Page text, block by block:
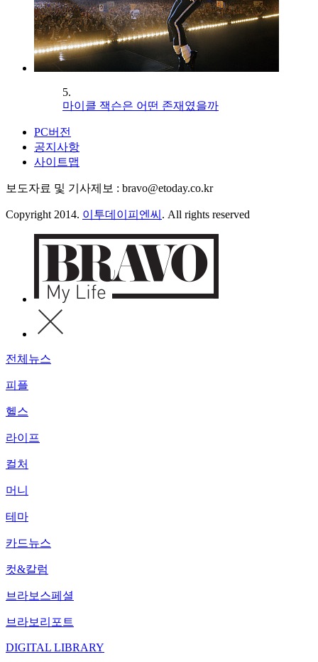
5.
마이클 잭슨은 어떤 존재였을까
PC버전
공지사항
사이트맵
보도자료 및 기사제보 : bravo@etoday.co.kr
Copyright 2014. 이투데이피엔씨 . All rights reserved
전체뉴스
피플
헬스
라이프
컬처
머니
테마
카드뉴스
컷&칼럼
브라보스페셜
브라보리포트
DIGITAL LIBRARY